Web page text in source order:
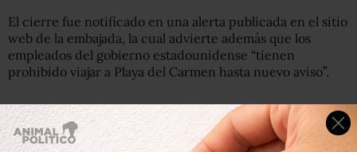
El cierre fue notificado en una alerta publicada en el sitio
web de la embajada, la cual advierte además que los
empleados del gobierno estadounidense “tienen
prohibido viajar a Playa del Carmen hasta nuevo aviso”.
Canadá
El gobierno canadiense, por su parte, siguió los pasos de